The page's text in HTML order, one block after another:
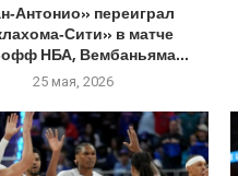
переиграл
в матче
НБА, Вембаньяма...
25 мая, 2026